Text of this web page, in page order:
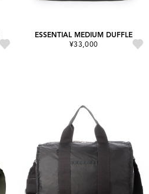
ESSENTIAL MEDIUM DUFFLE
¥33,000